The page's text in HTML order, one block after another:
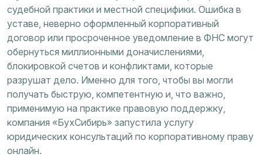
судебной практики и местной специфики. Ошибка в
уставе, неверно оформленный корпоративный
договор или просроченное уведомление в ФНС могут
обернуться миллионными доначислениями,
блокировкой счетов и конфликтами, которые
разрушат дело. Именно для того, чтобы вы могли
получать быструю, компетентную и, что важно,
применимую на практике правовую поддержку,
компания «БухСибирь» запустила услугу
юридических консультаций по корпоративному праву
онлайн.